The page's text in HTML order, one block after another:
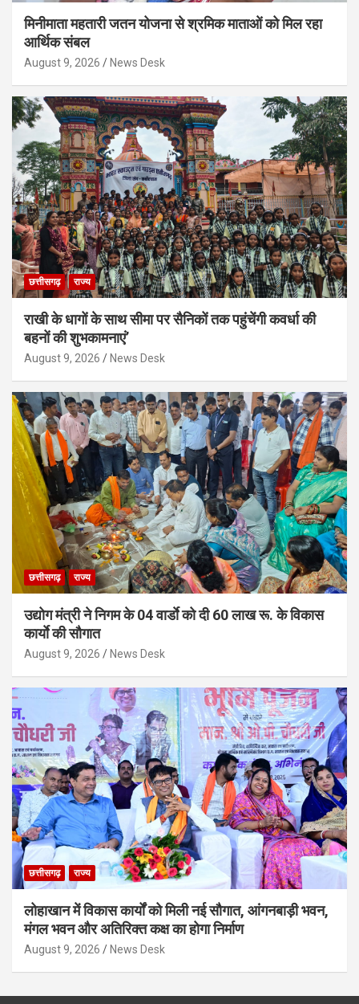
मिनीमाता महतारी जतन योजना से श्रमिक माताओं को मिल रहा
आर्थिक संबल
August 9, 2026 News Desk
छत्तीसगढ़ राज्य
राखी के धागों के साथ सीमा पर सैनिकों तक पहुंचेंगी कवर्धा की
बहनों की शुभकामनाएं’
August 9, 2026 News Desk
छत्तीसगढ़ राज्य
उद्योग मंत्री ने निगम के 04 वार्डाे को दी 60 लाख रू. के विकास
कार्याे की सौगात
August 9, 2026 News Desk
छत्तीसगढ़ राज्य
लोहाखान में विकास कार्यों को मिली नई सौगात, आंगनबाड़ी भवन,
मंगल भवन और अतिरिक्त कक्ष का होगा निर्माण
August 9, 2026 News Desk